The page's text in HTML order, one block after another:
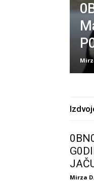
Mirza D.